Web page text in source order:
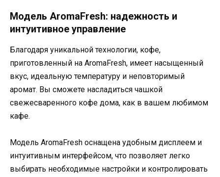
Модель AromaFresh: надежность и
интуитивное управление
Благодаря уникальной технологии, кофе,
приготовленный на AromaFresh, имеет насыщенный
вкус, идеальную температуру и неповторимый
аромат. Вы сможете насладиться чашкой
свежесваренного кофе дома, как в вашем любимом
кафе.
Модель AromaFresh оснащена удобным дисплеем и
интуитивным интерфейсом, что позволяет легко
выбирать необходимые настройки и контролировать